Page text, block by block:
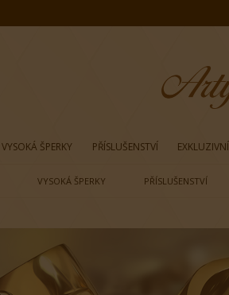
VYSOKÁ ŠPERKY PŘÍSLUŠENSTVÍ EXKLUZIVNÍ
VYSOKÁ ŠPERKY PŘÍSLUŠENSTVÍ